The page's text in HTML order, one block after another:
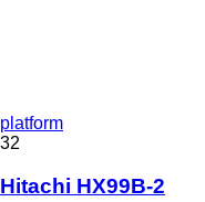
platform
32
Hitachi HX99B-2